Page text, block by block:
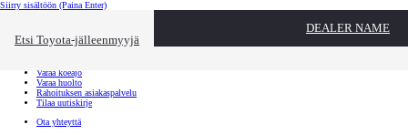
Siirry sisältöön (Paina Enter)
Etsi Toyota-jälleenmyyjä
DEALER NAME
Toyota palvelee Sulje
Varaa koeajo
Varaa huolto
Rahoituksen asiakaspalvelu
Tilaa uutiskirje
Ota yhteyttä